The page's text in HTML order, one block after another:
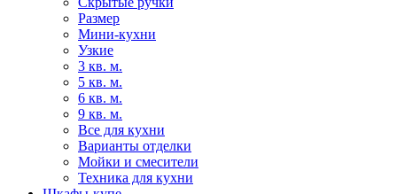
Размер
Мини-кухни
Узкие
3 кв. м.
5 кв. м.
6 кв. м.
9 кв. м.
Все для кухни
Варианты отделки
Мойки и смесители
Техника для кухни